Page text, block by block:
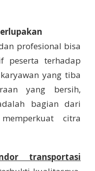
profesional bisa
peserta terhadap
yang tiba
yang bersih,
bagian dari
citra
transportasi